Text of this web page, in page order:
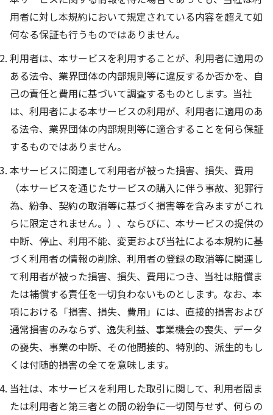
用者に対し本規約において規定されている内容を超えて如
何なる保証も行うものではありません。
利用者は、本サービスを利用することが、利用者に適用の
ある法令、業界団体の内部規則等に違反するか否かを、自
己の責任と費用に基づいて調査するものとします。当社
は、利用者による本サービスの利用が、利用者に適用のあ
る法令、業界団体の内部規則等に適合することを何ら保証
するものではありません。
本サービスに関連して利用者が被った損害、損失、費用
（本サービスを通じたサービスの購入に伴う事故、犯罪行
為、紛争、契約の取消等に基づく損害等を含みますがこれ
らに限定されません。）、ならびに、本サービスの提供の
中断、停止、利用不能、変更および当社による本規約に基
づく利用者の情報の削除、利用者の登録の取消等に関連し
て利用者が被った損害、損失、費用につき、当社は賠償ま
たは補償する責任を一切負わないものとします。なお、本
項における「損害、損失、費用」には、直接的損害および
通常損害のみならず、逸失利益、事業機会の喪失、データ
の喪失、事業の中断、その他間接的、特別的、派生的もし
くは付随的損害の全てを意味します。
当社は、本サービスを利用した取引に関して、利用者間ま
たは利用者と第三者との間の紛争に一切関与せず、何らの